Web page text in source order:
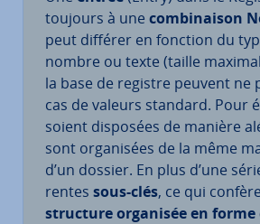
toujours à une com­bi­nai­son
peut différer en fonction du
nombre ou texte (taille
la base de registre peuvent ne
cas de valeurs standard. Pour
soient disposées de manière
sont or­ga­ni­sées de la même
d’un dossier. En plus d’une
rentes sous-clés, ce qui
structure organisée en forme